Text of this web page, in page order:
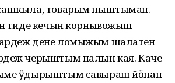
товарым пыштыман.
тиде кечын корнывожыш
дене ломыжым шалатен
черыштым налын кая. Каче-
ӱдырыштым савыраш йӧнан